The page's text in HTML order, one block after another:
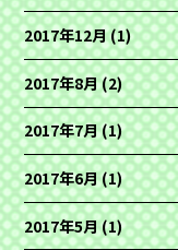
2017年12月(1)
2017年8月(2)
2017年7月(1)
2017年6月(1)
2017年5月(1)